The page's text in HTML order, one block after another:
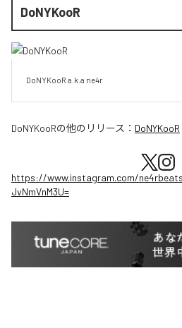
DoNYKooR
DoNYKooR a.k.a ne4r
DoNYKooRの他のリリース： DoNYKooR
https://www.instagram.com/
JvNmVnM3U=